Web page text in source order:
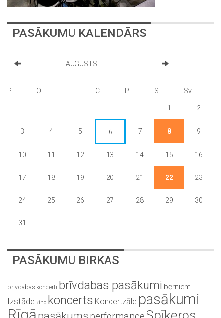
PASĀKUMU KALENDĀRS
AUGUSTS
P O T C P S Sv
1 2
3 4 5 6 7 8 9
10 11 12 13 14 15 16
17 18 19 20 21 22 23
24 25 26 27 28 29 30
31
PASĀKUMU BIRKAS
brīvdabas koncerti brīvdabas pasākumi bērniem
Izstāde kino koncerts Koncertzāle pasākumi
Rīgā
Spīķeros